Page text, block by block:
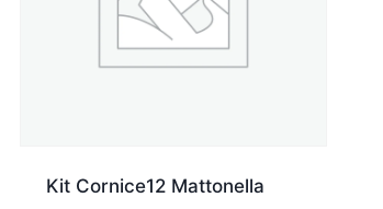
Kit Cornice12 Mattonella